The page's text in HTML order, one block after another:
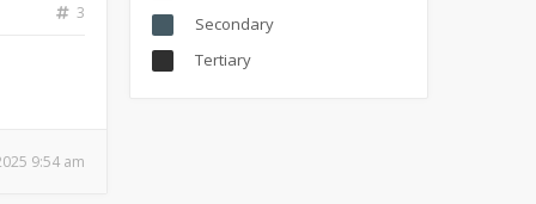
3
9:54 am
Secondary
Tertiary